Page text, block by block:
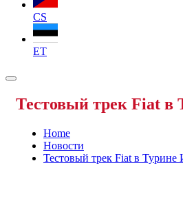
CS
ET
Тестовый трек Fiat в
Home
Новости
Тестовый трек Fiat в Турине